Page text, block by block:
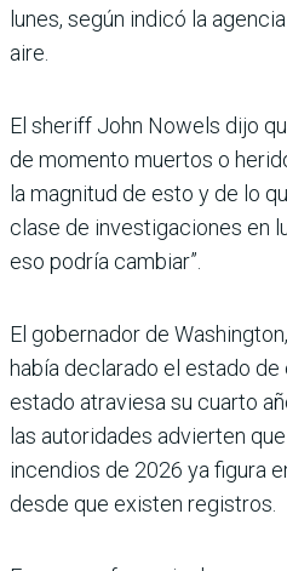
lunes, según indicó la
aire.
El sheriff John Nowels dijo
de momento muertos o
la magnitud de esto y de lo
clase de investigaciones en
eso podría cambiar”.
El gobernador de
había declarado el estado de
estado atraviesa su cuarto
las autoridades advierten
incendios de 2026 ya figura
desde que existen registros.